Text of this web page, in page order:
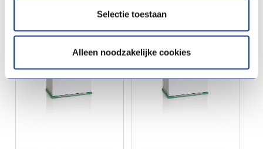
Selectie toestaan
Alleen noodzakelijke cookies